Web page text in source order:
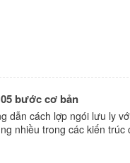
bước cơ bản
dẫn cách lợp ngói lưu ly
nhiều trong các kiến